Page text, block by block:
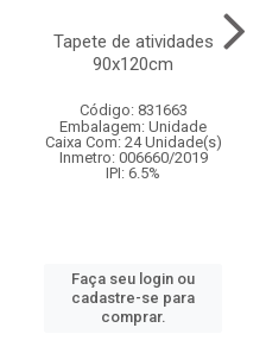
Tapete de atividades
90x120cm
Código: 831663
Embalagem: Unidade
Caixa Com: 24 Unidade(s)
Inmetro: 006660/2019
IPI: 6.5%
Faça seu login ou
cadastre-se para
comprar.